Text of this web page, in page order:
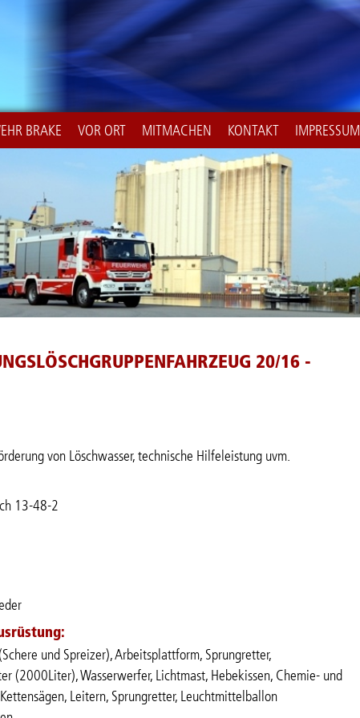
BRAKE VOR ORT MITMACHEN KONTAKT IMPRESSUM
20/16 -
von Löschwasser, technische Hilfeleistung uvm.
13-48-2
und Spreizer), Arbeitsplattform, Sprungretter,
(2000Liter), Wasserwerfer, Lichtmast, Hebekissen, Chemie- und
Leitern, Sprungretter, Leuchtmittelballon